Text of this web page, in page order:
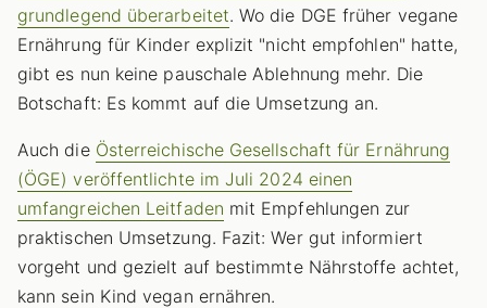
grundlegend überarbeitet. Wo die DGE früher vegane
Ernährung für Kinder explizit "nicht empfohlen" hatte,
gibt es nun keine pauschale Ablehnung mehr. Die
Botschaft: Es kommt auf die Umsetzung an.
Auch die Österreichische Gesellschaft für Ernährung
(ÖGE) veröffentlichte im Juli 2024 einen
umfangreichen Leitfaden mit Empfehlungen zur
praktischen Umsetzung. Fazit: Wer gut informiert
vorgeht und gezielt auf bestimmte Nährstoffe achtet,
kann sein Kind vegan ernähren.